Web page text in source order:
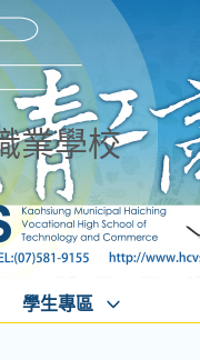
業學校
學生專區